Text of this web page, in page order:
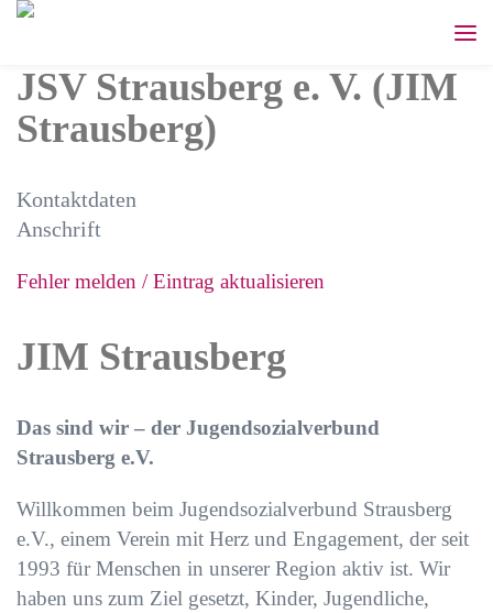
JSV Strausberg e. V. (JIM
Strausberg)
Kontaktdaten
Anschrift
Fehler melden / Eintrag aktualisieren
JIM Strausberg
Das sind wir – der Jugendsozialverbund
Strausberg e.V.
Willkommen beim Jugendsozialverbund Strausberg
e.V., einem Verein mit Herz und Engagement, der seit
1993 für Menschen in unserer Region aktiv ist. Wir
haben uns zum Ziel gesetzt, Kinder, Jugendliche,